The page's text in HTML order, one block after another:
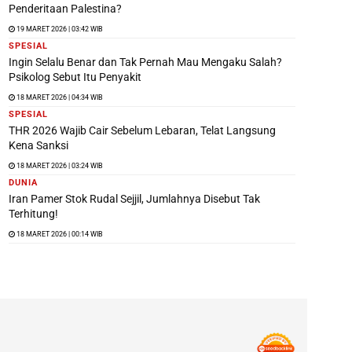
Penderitaan Palestina?
19 MARET 2026 | 03:42 WIB
SPESIAL
Ingin Selalu Benar dan Tak Pernah Mau Mengaku Salah?
Psikolog Sebut Itu Penyakit
18 MARET 2026 | 04:34 WIB
SPESIAL
THR 2026 Wajib Cair Sebelum Lebaran, Telat Langsung
Kena Sanksi
18 MARET 2026 | 03:24 WIB
DUNIA
Iran Pamer Stok Rudal Sejjil, Jumlahnya Disebut Tak
Terhitung!
18 MARET 2026 | 00:14 WIB